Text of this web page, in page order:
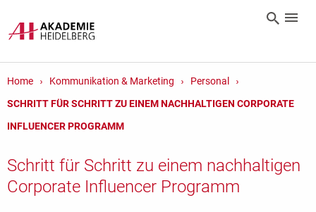
Home Kommunikation & Marketing
Personal
SCHRITT FÜR SCHRITT ZU EINEM NACHHALTIGEN CORPORATE
INFLUENCER PROGRAMM
Schritt für Schritt zu einem nachhaltigen
Corporate Influencer Programm